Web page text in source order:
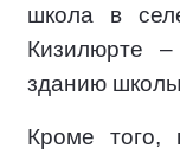
школа в
Кизилюрте
зданию
Кроме того,